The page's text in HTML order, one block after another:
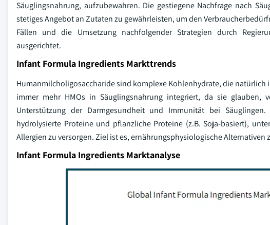
Säuglingsnahrung, aufzubewahren. Die gestiegene Nachfrage nach
stetiges Angebot an Zutaten zu gewährleisten, um den
Fällen und die Umsetzung nachfolgender Strategien durch
ausgerichtet.
Infant Formula Ingredients Markttrends
Humanmilcholigosaccharide sind komplexe Kohlenhydrate, die
immer mehr HMOs in Säuglingsnahrung integriert, da sie glauben,
Unterstützung der Darmgesundheit und Immunität bei
hydrolysierte Proteine und pflanzliche Proteine (z.B. Soja-basiert),
Allergien zu versorgen. Ziel ist es, ernährungsphysiologische
Infant Formula Ingredients Marktanalyse